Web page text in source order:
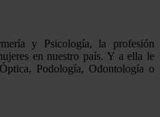
y Psicología, la profesión
en nuestro país. Y a ella le
Podología, Odontología o